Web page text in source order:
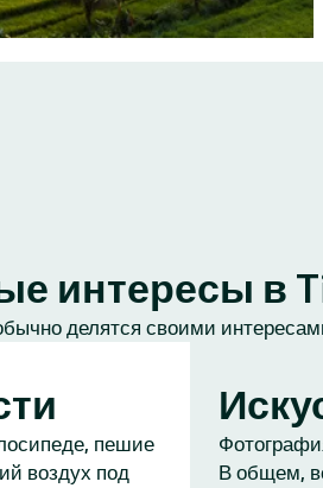
интересы в
делятся своими
пешие
воздух под
В общем,